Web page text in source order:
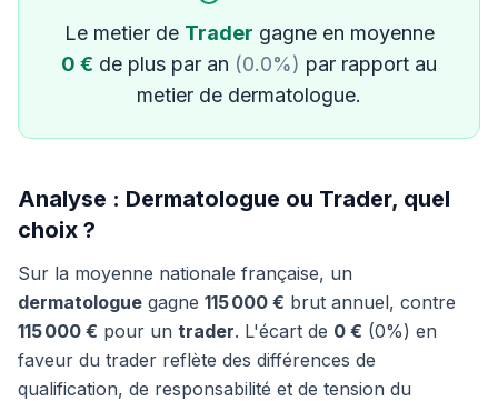
Le metier de Trader gagne en moyenne
0 € de plus par an (0.0%) par rapport au
metier de dermatologue.
Analyse : Dermatologue ou Trader, quel
choix ?
Sur la moyenne nationale française, un
dermatologue gagne 115 000 € brut annuel, contre
115 000 € pour un trader. L'écart de 0 € (0%) en
faveur du trader reflète des différences de
qualification, de responsabilité et de tension du